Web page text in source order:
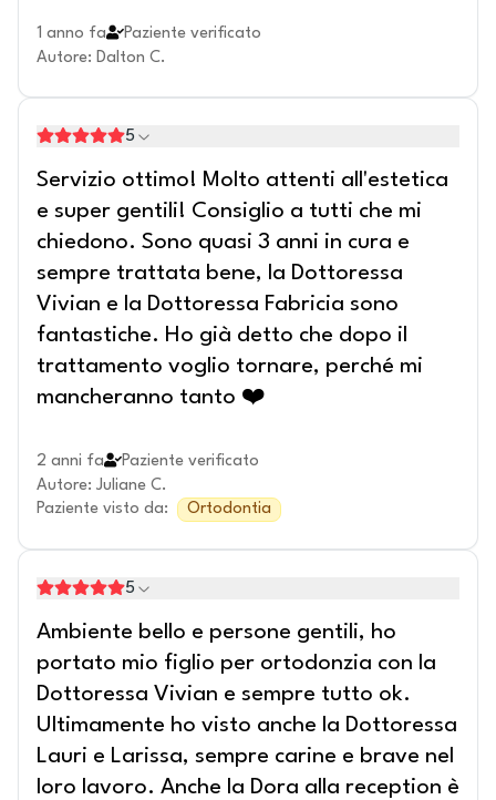
1 anno fa
Paziente verificato
Autore: Dalton C.
5
Servizio ottimo! Molto attenti all'estetica
e super gentili! Consiglio a tutti che mi
chiedono. Sono quasi 3 anni in cura e
sempre trattata bene, la Dottoressa
Vivian e la Dottoressa Fabricia sono
fantastiche. Ho già detto che dopo il
trattamento voglio tornare, perché mi
mancheranno tanto ❤️
2 anni fa
Paziente verificato
Autore: Juliane C.
Paziente visto da: Ortodontia
5
Ambiente bello e persone gentili, ho
portato mio figlio per ortodonzia con la
Dottoressa Vivian e sempre tutto ok.
Ultimamente ho visto anche la Dottoressa
Lauri e Larissa, sempre carine e brave nel
loro lavoro. Anche la Dora alla reception è